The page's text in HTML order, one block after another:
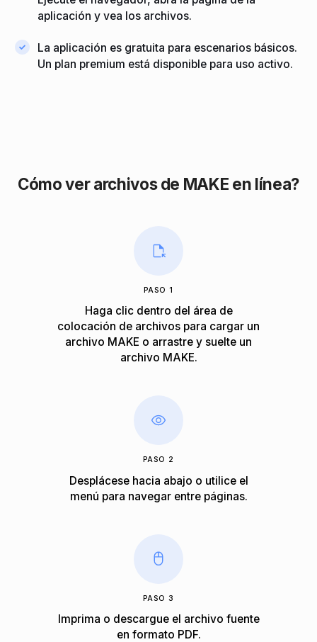
aplicación y vea los archivos.
La aplicación es gratuita para escenarios básicos.
Un plan premium está disponible para uso activo.
Cómo ver archivos de MAKE en línea?
PASO 1
Haga clic dentro del área de
colocación de archivos para cargar un
archivo MAKE o arrastre y suelte un
archivo MAKE.
PASO 2
Desplácese hacia abajo o utilice el
menú para navegar entre páginas.
PASO 3
Imprima o descargue el archivo fuente
en formato PDF.